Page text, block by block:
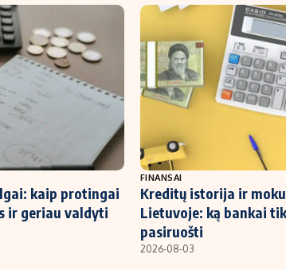
Finansai
Įmonės
Žemės ūkis
Technologijos
Laisvalaikis
Investavimas
Akcijų rinka
Saulės elektrinės
Kriptovaliutos
Infliacija
kaip protingai
ir geriau valdyti
FINANSAI
Kreditų istorija ir
Lietuvoje: ką bankai
pasiruošti
2026-08-03